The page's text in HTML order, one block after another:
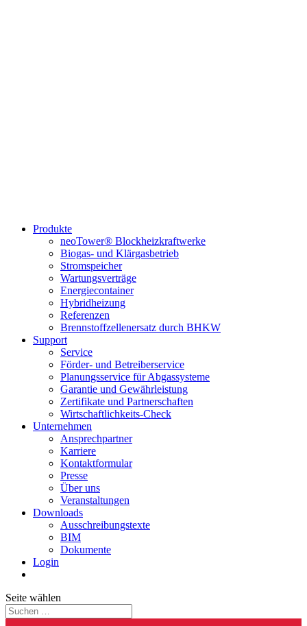
Produkte
neoTower® Blockheizkraftwerke
Biogas- und Klärgasbetrieb
Stromspeicher
Wartungsverträge
Energiecontainer
Hybridheizung
Referenzen
Brennstoffzellenersatz durch BHKW
Support
Service
Förder- und Betreiberservice
Planungsservice für Abgassysteme
Garantie und Gewährleistung
Zertifikate und Partnerschaften
Wirtschaftlichkeits-Check
Unternehmen
Ansprechpartner
Karriere
Kontaktformular
Presse
Über uns
Veranstaltungen
Downloads
Ausschreibungstexte
BIM
Dokumente
Login
Seite wählen